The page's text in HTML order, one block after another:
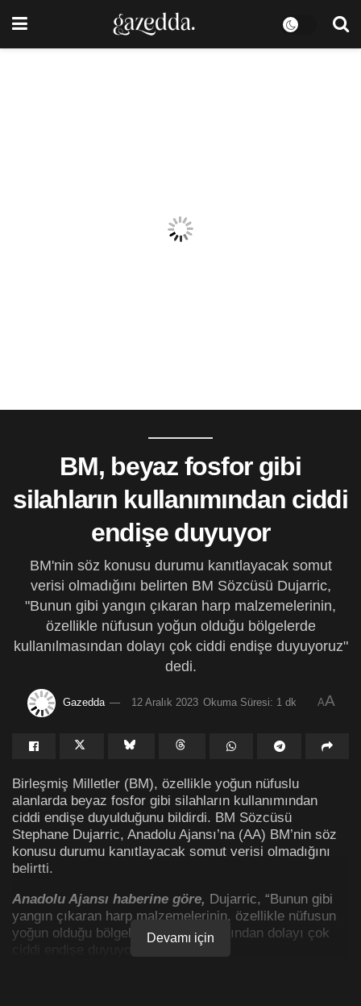
BM, beyaz fosfor gibi
silahların kullanımından ciddi
endişe duyuyor
BM'nin söz konusu durumu kanıtlayacak somut
verisi olmadığını belirten BM Sözcüsü Dujarric,
"Bunun gibi yangın çıkaran harp malzemelerinin,
özellikle nüfusun yoğun olduğu bölgelerde
kullanılmasından dolayı çok ciddi endişe duyuyoruz"
dedi.
Gazedda 12 Aralık 2023 Okuma Süresi: 1 dk AA
Birleşmiş Milletler (BM), özellikle yoğun nüfuslu
alanlarda beyaz fosfor gibi silahların kullanımından
ciddi endişe duyulduğunu bildirdi. BM Sözcüsü
Stephane Dujarric, Anadolu Ajansı’na (AA) BM’nin söz
konusu durumu kanıtlayacak somut verisi olmadığını
belirtti.
Anadolu Ajansı haberine göre, Dujarric, “Bunun gibi
yangın çıkaran harp malzemelerinin, özellikle nüfusun
yoğun olduğu bölgelerde kullanılmasından dolayı çok
ciddi endişe duyuyoruz” dedi.
Devamı için